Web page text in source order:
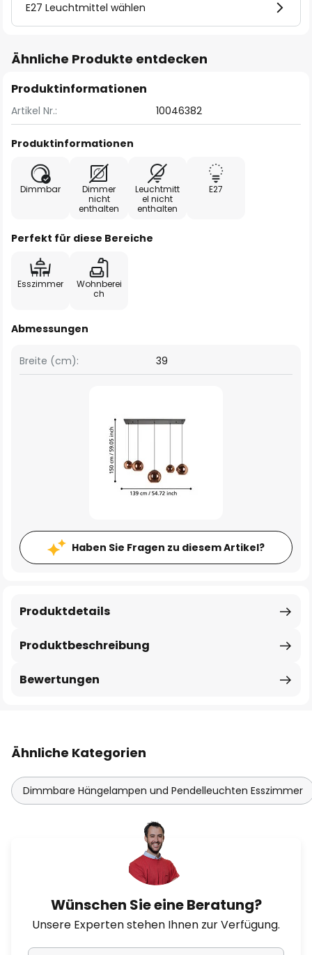
E27 Leuchtmittel wählen
Ähnliche Produkte entdecken
Produktinformationen
Artikel Nr.: 10046382
Produktinformationen
Dimmbar
Dimmer
nicht
enthalten
Leuchtmitt
el nicht
enthalten
E27
Perfekt für diese Bereiche
Esszimmer
Wohnberei
ch
Abmessungen
Breite (cm): 39
Haben Sie Fragen zu diesem Artikel?
Produktbeschreibung
Produktdetails
Bewertungen
Ähnliche Kategorien
Dimmbare Hängelampen und Pendelleuchten Esszimmer
Wünschen Sie eine Beratung?
Unsere Experten stehen Ihnen zur Verfügung.